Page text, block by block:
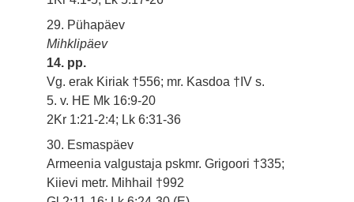
29. Pühapäev
Mihklipäev
14. pp.
Vg. erak Kiriak †556; mr. Kasdoa †IV s.
5. v. HE Mk 16:9-20
2Kr 1:21-2:4; Lk 6:31-36
30. Esmaspäev
Armeenia valgustaja pskmr. Grigoori †335;
Kiievi metr. Mihhail †992